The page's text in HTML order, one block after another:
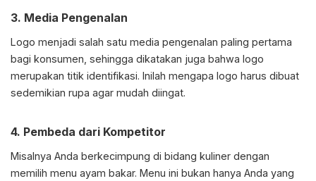
3. Media Pengenalan
Logo menjadi salah satu media pengenalan paling pertama
bagi konsumen, sehingga dikatakan juga bahwa logo
merupakan titik identifikasi. Inilah mengapa logo harus dibuat
sedemikian rupa agar mudah diingat.
4. Pembeda dari Kompetitor
Misalnya Anda berkecimpung di bidang kuliner dengan
memilih menu ayam bakar. Menu ini bukan hanya Anda yang